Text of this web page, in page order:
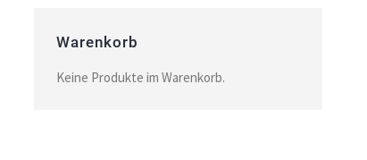
Warenkorb
Keine Produkte im Warenkorb.